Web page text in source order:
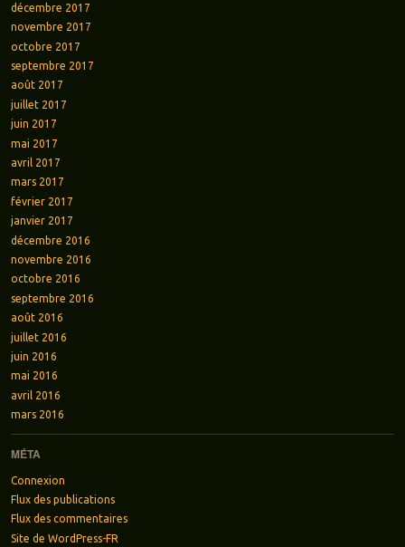
décembre 2017
novembre 2017
octobre 2017
septembre 2017
août 2017
juillet 2017
juin 2017
mai 2017
avril 2017
mars 2017
février 2017
janvier 2017
décembre 2016
novembre 2016
octobre 2016
septembre 2016
août 2016
juillet 2016
juin 2016
mai 2016
avril 2016
mars 2016
MÉTA
Connexion
Flux des publications
Flux des commentaires
Site de WordPress-FR